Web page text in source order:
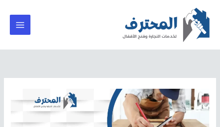
المحتوى